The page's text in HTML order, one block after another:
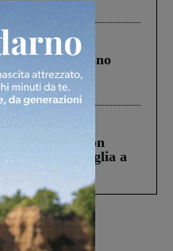
in cui morirono
schianto, il
fra tir....
di Castiglion
ucciso la figlia a